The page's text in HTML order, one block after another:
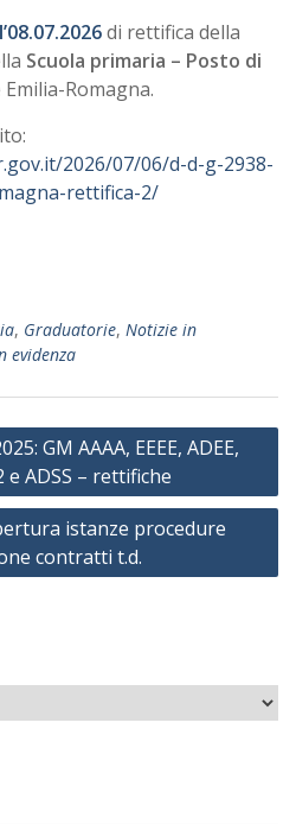
di rettifica della
Scuola primaria – Posto di
Romagna.
2026/07/06/d-d-g-2938-
rettifica-2/
, Graduatorie, Notizie in
evidenza
GM AAAA, EEEE, ADEE,
e ADSS – rettifiche
istanze procedure
contratti t.d.